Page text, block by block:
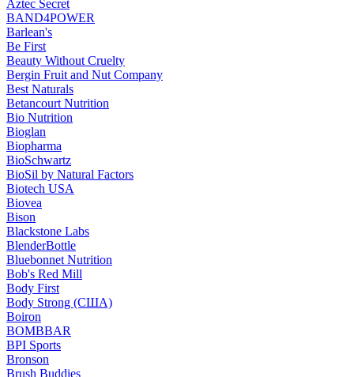
Aztec Secret
BAND4POWER
Barlean's
Be First
Beauty Without Cruelty
Bergin Fruit and Nut Company
Best Naturals
Betancourt Nutrition
Bio Nutrition
Bioglan
Biopharma
BioSchwartz
BioSil by Natural Factors
Biotech USA
Biovea
Bison
Blackstone Labs
BlenderBottle
Bluebonnet Nutrition
Bob's Red Mill
Body First
Body Strong (США)
Boiron
BOMBBAR
BPI Sports
Bronson
Brush Buddies